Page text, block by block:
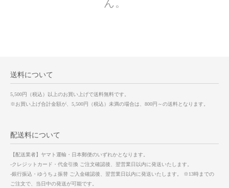
ん。
送料について
5,500円（税込）以上のお買い上げで送料無料です。
※お買い上げ合計金額が、5,500円（税込）未満の場合は、800円～の送料となります。
配送料について
【配送業者】ヤマト運輸・日本郵便のいずれかとなります。
-クレジットカード・代金引換 ご注文確認後、翌営業日以内に発送いたします。
-銀行振込・ゆうちょ振替 ご入金確認後、翌営業日以内に発送いたします。 ※13時までの
ご注文で、当日中の発送が可能です。